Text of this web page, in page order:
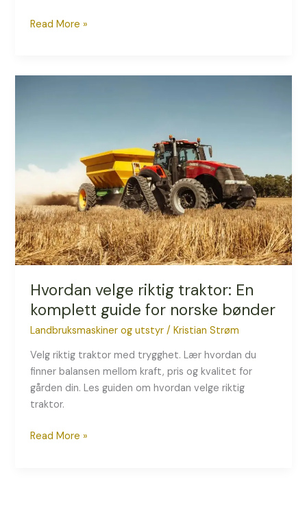
Read More »
Hvordan velge riktig traktor: En
komplett guide for norske bønder
Landbruksmaskiner og utstyr /Kristian Strøm
Velg riktig traktor med trygghet. Lær hvordan du
finner balansen mellom kraft, pris og kvalitet for
gården din. Les guiden om hvordan velge riktig
traktor.
komplett
for
norske
bønder
Read More »